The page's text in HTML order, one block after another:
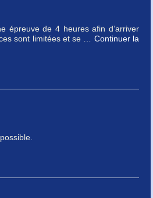
épreuve de 4 heures afin d’arriver
sont limitées et se … Continuer la